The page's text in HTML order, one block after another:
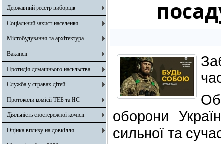
Державний реєстр виборців
Соціальний захист населення
Містобудування та архітектура
Вакансії
Протидія домашнього насильства
Служба у справах дітей
Протоколи комісії ТЕБ та НС
Діяльність спостережної комісії
Оцінка впливу на довкілля
оборони
сильної та